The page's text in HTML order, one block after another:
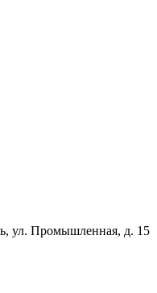
ул. Промышленная, д. 15